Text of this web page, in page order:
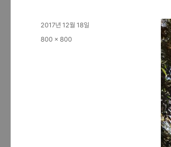
작
성
2017년 12월 18일
전
800 × 800